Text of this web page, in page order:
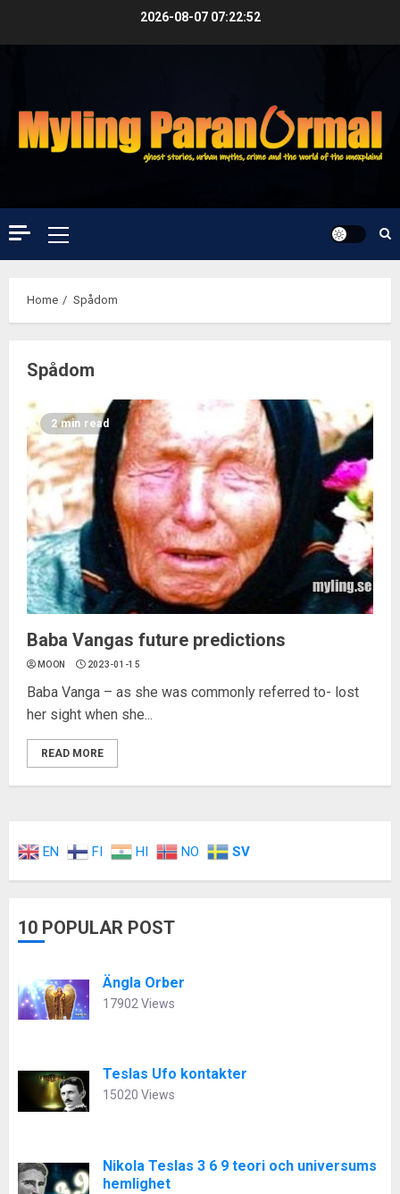
2026-08-07 07:22:53
Primary
Menu
Home Spådom
Spådom
2 min read
Baba Vangas future predictions
MOON 2023-01-15
Baba Vanga – as she was commonly referred to- lost
her sight when she...
READ MORE
EN FI HI NO SV
10 POPULAR POST
Ängla Orber
17902 Views
Teslas Ufo kontakter
15020 Views
Nikola Teslas 3 6 9 teori och universums
hemlighet